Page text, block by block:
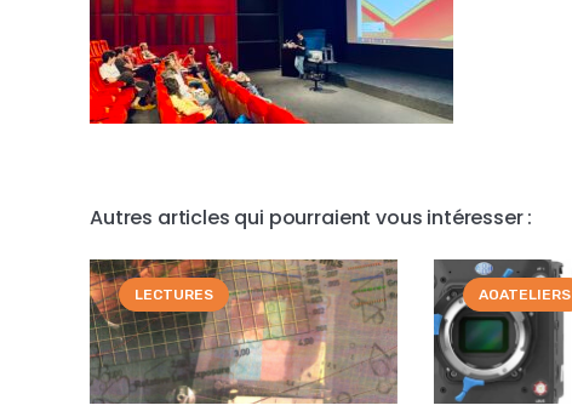
Autres articles qui pourraient vous intéresser :
LECTURES AOATELIERS